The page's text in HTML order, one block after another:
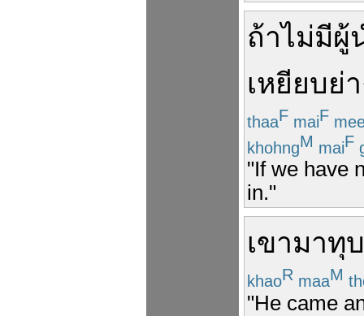
ถ้าไม่มีผู้
เหยียบย่
thaaF maiF
khohngM maiF
"If we have
in."
เขามาทุ
khaoR maaM
"He came